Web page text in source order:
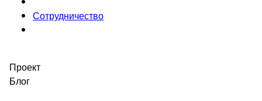
Сотрудничество
Проект
Блог